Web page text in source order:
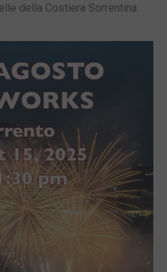
della Costiera Sorrentina.